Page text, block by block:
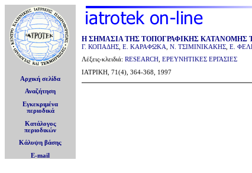
Αρχική σελίδα
Αναζήτηση
Εγκεκριμένα
περιοδικά
Κατάλογος
περιοδικών
Κάλυψη βάσης
E-mail
Η ΣΗΜΑΣΙΑ ΤΗΣ ΤΟΠΟΓΡΑΦΙΚΗΣ ΚΑΤΑΝΟΜΗΣ
Γ. ΚΟΠΑΔΗΣ Ε. ΚΑΡΑΦΩΚΑ Ν. ΤΣΙΜΙΝΙΚΑΚΗΣ Ε.
Λέξεις-κλειδιά: RESEARCH, ΕΡΕΥΝΗΤΙΚΕΣ ΕΡΓΑΣΙΕΣ
ΙΑΤΡΙΚΗ, 71(4), 364-368, 1997